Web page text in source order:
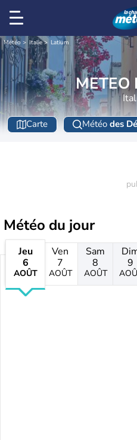
Météo Italie Latium
METEO
Carte Météo des
Météo du jour
Jeu
6
AOÛT
Ven
7
AOÛT
Sam
8
AOÛT
9